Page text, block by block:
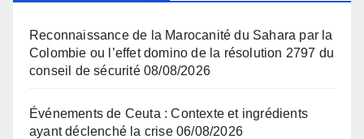
Reconnaissance de la Marocanité du Sahara par la
Colombie ou l’effet domino de la résolution 2797 du
conseil de sécurité 08/08/2026
Événements de Ceuta : Contexte et ingrédients
ayant déclenché la crise 06/08/2026